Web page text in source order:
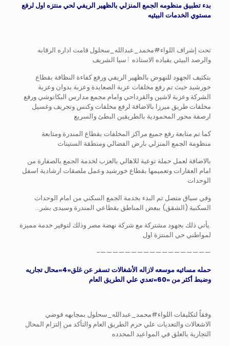
بدء تطبيق منظومه الجمع المنزلي بالظهير الريفي لحي منتزه اول لرفع
مستوي الخدمات البيئيه
تحت إشراف اللواء#محمد_عبدالله_سحلول قامت اداره الرقابه
والرصد البيئي بقياده الاستاذه ٱسيا الشريف
بتكثيف الجهود للنهوض بالظهير الريفي ورفع كفاءة النظافة بقطاع
خورشيد حيث تم رفع مخلفات عزبة الصعايدة وعزبة بدوان وعزبة
الشركة وعزبة لاشين والقرداحي وامام مجمع مدارس البكاتوشي ورفع
مخلفات طريق ميرزا بالاضافة لرفع مخلفات وكنس وتجريف وغسيل
ارصفة محور المحمودية بالطريقين البطئ والسريع
كما تم متابعة رفع جميع مراكز المخلفات بقطاع المندرة ومتابعة
منظومة الجمع المنزلي بارض الفضالي ومنطقة الستينات
بالاضافة لعمل حملة توعية للاهالي بالعزب لخدمة الجمع بالصفارة من
امام العقارات وتعميمها بقطاع خورشيد وعمل ملصقات ارشادية اسفل
الوحدات
وفي سياق متصل تم البدء بخدمة الجمع السكني من امام الوحدات
السكنية (الشقق) ببعض المناطق بقطاعي المندرة وسيدى بشر…
.يأتي ذلك بجهود مشتركة مع شركة نهضة مصر وذلك لتوفير خدمة مميزة
لمواطني حي المنتزة اول
——————————————————-
حمله مسائيه موسعه لازاله الأشغالات تسفر عن غلق«4»محال تجاريه
وضبط أكثر من «60»تعدي علي الطريق العام
وفقاً لتكليفات اللواء#محمد_عبدالله_سحلول بمجابهه فوضي
الاشغالات والتعديات علي حرم الطريق العام والتأكد من إلتزام المحال
التجارية بالغلق في المواعيد المحدده